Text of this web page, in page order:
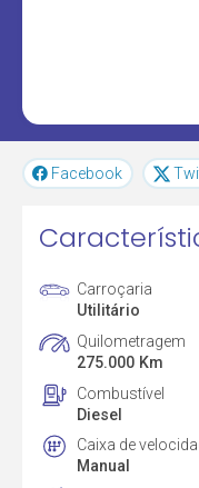
Facebook
Carroçaria
Utilitário
Quilometragem
275.000 Km
Combustível
Diesel
Caixa de
Manual